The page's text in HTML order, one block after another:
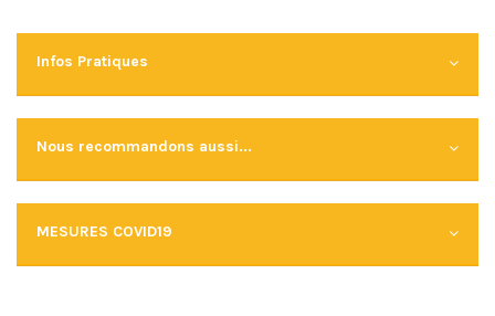
Infos Pratiques
Nous recommandons aussi...
MESURES COVID19